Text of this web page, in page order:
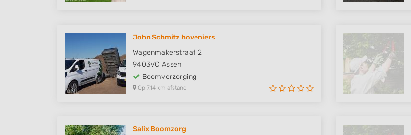
John Schmitz hoveniers
Wagenmakerstraat 2
9403VC Assen
Boomverzorging
Op 7,14 km afstand
Salix Boomzorg